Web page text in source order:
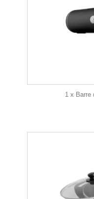
1 x Barre